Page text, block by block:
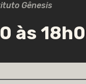
Gênesis
às